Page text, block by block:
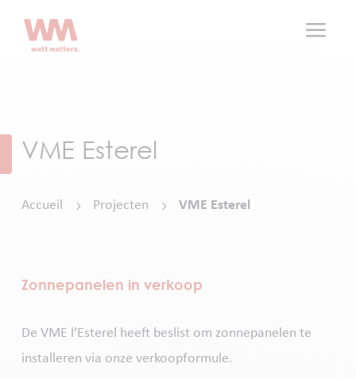
a
VME Esterel
Accueil 5 Projecten 5 VME Esterel
Zonnepanelen in verkoop
De VME l’Esterel heeft beslist om zonnepanelen te
installeren via onze verkoopformule.